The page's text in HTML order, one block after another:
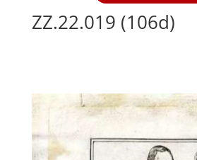
ZZ.22.019 (106d)